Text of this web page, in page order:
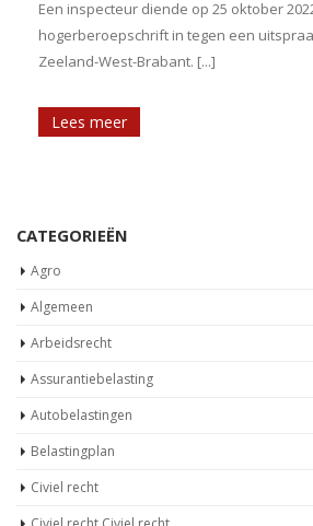
Een inspecteur diende op 25 oktober
hogerberoepschrift in tegen een
Zeeland-West-Brabant. [...]
Lees meer
CATEGORIEËN
Agro
Algemeen
Arbeidsrecht
Assurantiebelasting
Autobelastingen
Belastingplan
Civiel recht